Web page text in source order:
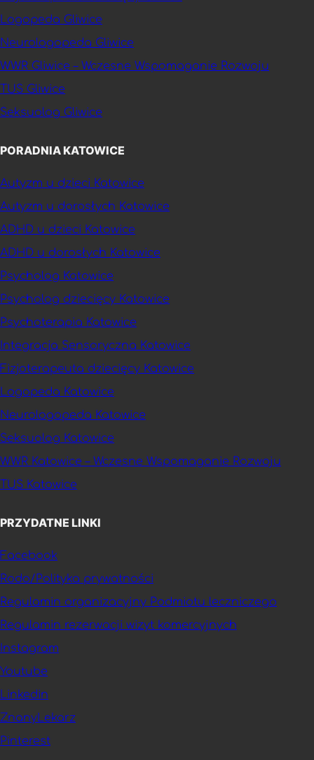
Logopeda Gliwice
Neurologopeda Gliwice
WWR Gliwice – Wczesne Wspomaganie Rozwoju
TUS Gliwice
Seksuolog Gliwice
PORADNIA KATOWICE
Autyzm u dzieci Katowice
Autyzm u dorosłych Katowice
ADHD u dzieci Katowice
ADHD u dorosłych Katowice
Psycholog Katowice
Psycholog dziecięcy Katowice
Psychoterapia Katowice
Integracja Sensoryczna Katowice
Fizjoterapeuta dziecięcy Katowice
Logopeda Katowice
Neurologopeda Katowice
Seksuolog Katowice
WWR Katowice – Wczesne Wspomaganie Rozwoju
TUS Katowice
PRZYDATNE LINKI
Facebook
Rodo/Polityka prywatności
Regulamin organizacyjny Podmiotu leczniczego
Regulamin rezerwacji wizyt komercyjnych
Instagram
Youtube
Linkedin
ZnanyLekarz
Pinterest